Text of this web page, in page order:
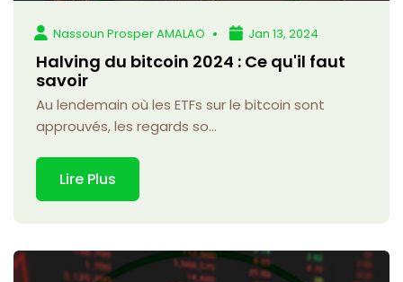
Nassoun Prosper AMALAO Jan 13, 2024
Halving du bitcoin 2024 : Ce qu'il faut
savoir
Au lendemain où les ETFs sur le bitcoin sont
approuvés, les regards so...
Lire Plus